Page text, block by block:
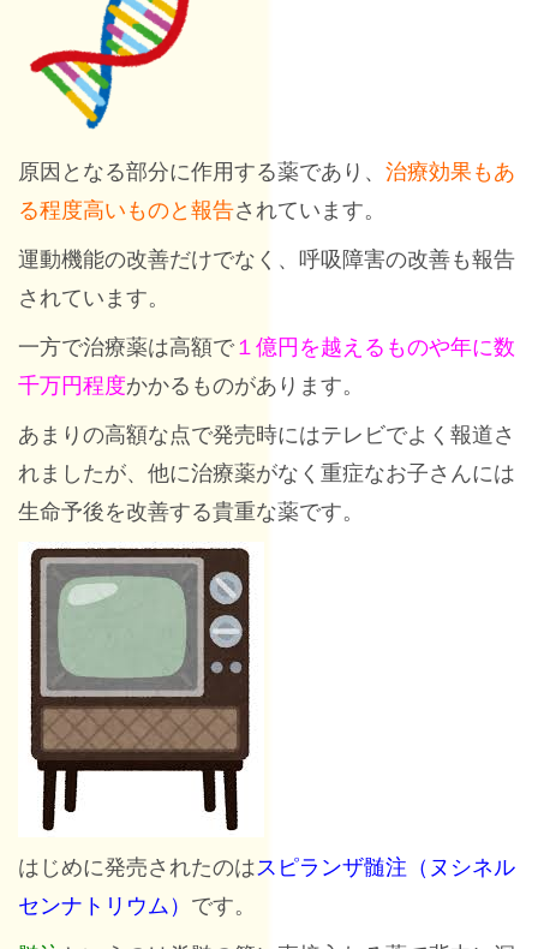
原因となる部分に作用する薬であり、 治療効果もあ
る程度高いものと報告されています。
運動機能の改善だけでなく、呼吸障害の改善も報告
されています。
一方で治療薬は高額で１億円を越えるものや年に数
千万円程度かかるものがあります。
あまりの高額な点で発売時にはテレビでよく報道さ
れましたが、他に治療薬がなく重症なお子さんには
生命予後を改善する貴重な薬です。
はじめに発売されたのはスピランザ髄注（ヌシネル
センナトリウム） です。